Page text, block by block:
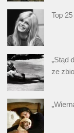
Top
„Stąd
ze